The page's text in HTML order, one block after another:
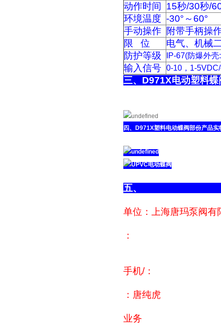
动作时间
15秒/30秒/
环境温度 -30°～60°
手动操作 附带手柄操
限 位
电气、机械
防护等级
IP-67(防爆外
输入信号 0-10，1-
三、
四、D971X塑料电
单位：上海唐玛泵阀有
：
手机/：
：唐纯虎
业务